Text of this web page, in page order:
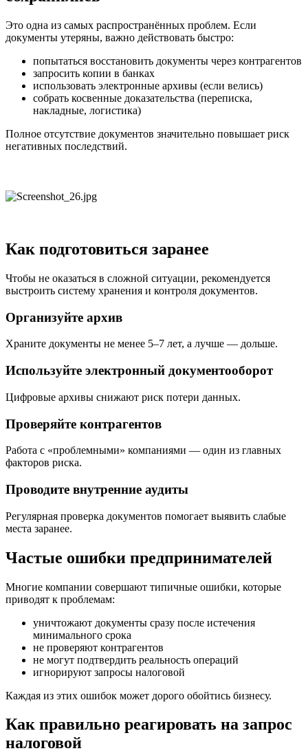
Это одна из самых распространённых проблем. Если
документы утеряны, важно действовать быстро:
попытаться восстановить документы через контрагентов
запросить копии в банках
использовать электронные архивы (если велись)
собрать косвенные доказательства (переписка,
накладные, логистика)
Полное отсутствие документов значительно повышает риск
негативных последствий.
Как подготовиться заранее
Чтобы не оказаться в сложной ситуации, рекомендуется
выстроить систему хранения и контроля документов.
Организуйте архив
Храните документы не менее 5–7 лет, а лучше — дольше.
Используйте электронный документооборот
Цифровые архивы снижают риск потери данных.
Проверяйте контрагентов
Работа с «проблемными» компаниями — один из главных
факторов риска.
Проводите внутренние аудиты
Регулярная проверка документов помогает выявить слабые
места заранее.
Частые ошибки предпринимателей
Многие компании совершают типичные ошибки, которые
приводят к проблемам:
уничтожают документы сразу после истечения
минимального срока
не проверяют контрагентов
не могут подтвердить реальность операций
игнорируют запросы налоговой
Каждая из этих ошибок может дорого обойтись бизнесу.
Как правильно реагировать на запрос
налоговой